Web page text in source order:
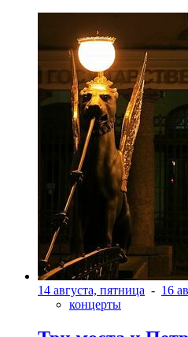
14 августа, пятница - 16
концерты